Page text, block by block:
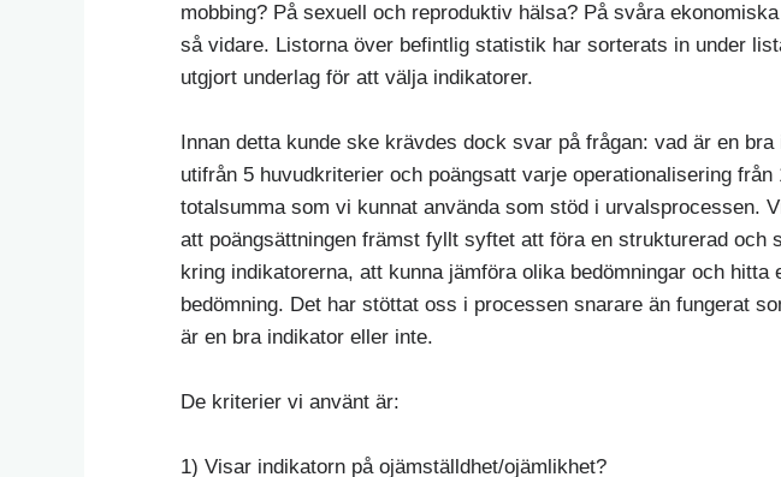
mobbing? På sexuell och reproduktiv hälsa? På svåra
så vidare. Listorna över befintlig statistik har sorterats in under
utgjort underlag för att välja indikatorer.
Innan detta kunde ske krävdes dock svar på frågan: vad är en
utifrån 5 huvudkriterier och poängsatt varje operationalisering från
totalsumma som vi kunnat använda som stöd i urvalsprocessen.
att poängsättningen främst fyllt syftet att föra en strukturerad och
kring indikatorerna, att kunna jämföra olika bedömningar och hitta
bedömning. Det har stöttat oss i processen snarare än fungerat
är en bra indikator eller inte.
De kriterier vi använt är:
1) Visar indikatorn på ojämställdhet/ojämlikhet?